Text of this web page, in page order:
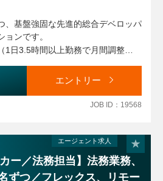
の制定・改廃、顧問法律事務所等外
わる業務など幅広くご対応いただく
、基盤強固な先進的総合デベロッパ
ンです。
1日3.5時間以上勤務で月間調整
語力有する方 歓迎（MUSTではあ
エントリー
JOB ID：19568
エージェント求人
ー／法務担当】法務業務、
ずつ／フレックス、リモー